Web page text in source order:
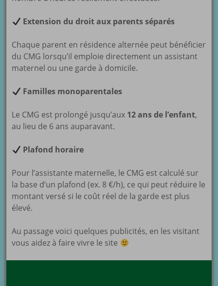
Extension du droit aux parents séparés
Chaque parent en résidence alternée peut bénéficier
du CMG lorsqu’il emploie directement un assistant
maternel ou une garde à domicile.
Familles monoparentales
Le CMG est prolongé jusqu’aux 12 ans de l’enfant,
au lieu de 6 ans auparavant.
Plafond horaire
Pour l’assistante maternelle, le CMG est calculé sur
la base d’un plafond (ex. 8 €/h), ce qui peut réduire le
montant versé si le coût réel de la garde est plus
élevé.
Au passage voici quelques publicités, en les visitant
vous aidez à faire vivre le site